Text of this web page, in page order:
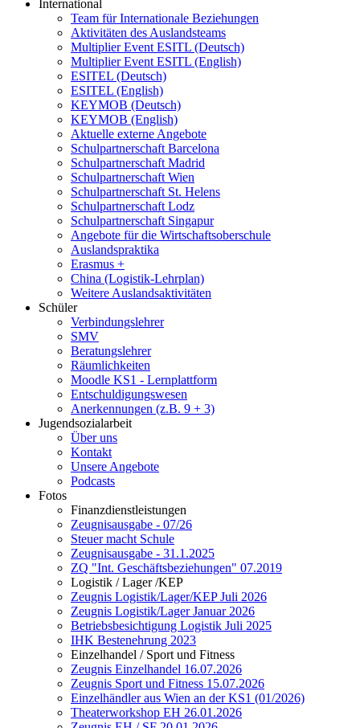
International
Team für Internationale Beziehungen
Aktivitäten des Auslandsteams
Multiplier Event ESITL (Deutsch)
Multiplier Event ESITL (English)
ESITEL (Deutsch)
ESITEL (English)
KEYMOB (Deutsch)
KEYMOB (English)
Aktuelle externe Angebote
Schulpartnerschaft Barcelona
Schulpartnerschaft Madrid
Schulpartnerschaft Wien
Schulpartnerschaft St. Helens
Schulpartnerschaft Lodz
Schulpartnerschaft Singapur
Angebote für die Wirtschaftsoberschule
Auslandspraktika
Erasmus +
China (Logistik-Lehrplan)
Weitere Auslandsaktivitäten
Schüler
Verbindungslehrer
SMV
Beratungslehrer
Räumlichkeiten
Moodle KS1 - Lernplattform
Entschuldigungswesen
Anerkennungen (z.B. 9 + 3)
Jugendsozialarbeit
Über uns
Kontakt
Unsere Angebote
Podcasts
Fotos
Finanzdienstleistungen
Zeugnisausgabe - 07/26
Steuer macht Schule
Zeugnisausgabe - 31.1.2025
ZQ "Int. Geschäftsbeziehungen" 07.2019
Logistik / Lager /KEP
Zeugnis Logistik/Lager/KEP Juli 2026
Zeugnis Logistik/Lager Januar 2026
Betriebsbesichtigung Logistik Juli 2025
IHK Bestenehrung 2023
Einzelhandel / Sport und Fitness
Zeugnis Einzelhandel 16.07.2026
Zeugnis Sport und Fitness 15.07.2026
Einzelhändler aus Wien an der KS1 (01/2026)
Theaterworkshop EH 26.01.2026